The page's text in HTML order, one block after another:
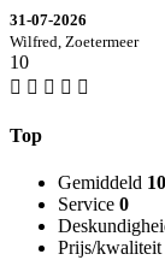
31-07-2026
Wilfred, Zoetermeer
10
Top
Gemiddeld 10
Service 0
Prijs/kwaliteit